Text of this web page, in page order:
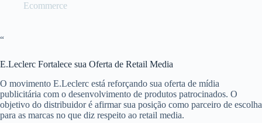
Ecommerce
“
E.Leclerc Fortalece sua Oferta de Retail Media
O movimento E.Leclerc está reforçando sua oferta de mídia
publicitária com o desenvolvimento de produtos patrocinados. O
objetivo do distribuidor é afirmar sua posição como parceiro de escolha
para as marcas no que diz respeito ao retail media.